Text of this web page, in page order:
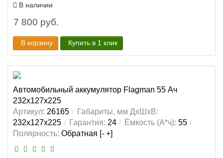
В наличии
7 800 руб.
В корзину Купить в 1 клик
Автомобильный аккумулятор Flagman 55 Ач
232x127x225
Артикул: 26165
Габариты, мм ДхШхВ:
232x127x225
Гарантия: 24 Ёмкость (А*ч): 55
Полярность: Обратная [- +]